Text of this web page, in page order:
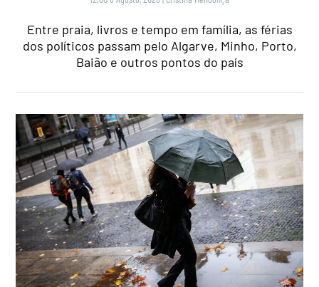
Entre praia, livros e tempo em família, as férias
dos políticos passam pelo Algarve, Minho, Porto,
Baião e outros pontos do país